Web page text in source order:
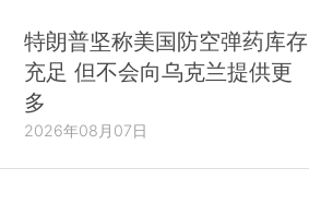
特朗普坚称美国防空弹药库存
充足 但不会向乌克兰提供更
多
2026年08月07日